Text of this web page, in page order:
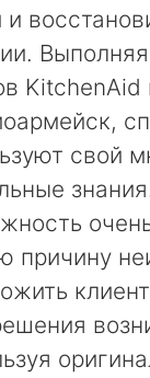
и
KitchenAid
свой
причину